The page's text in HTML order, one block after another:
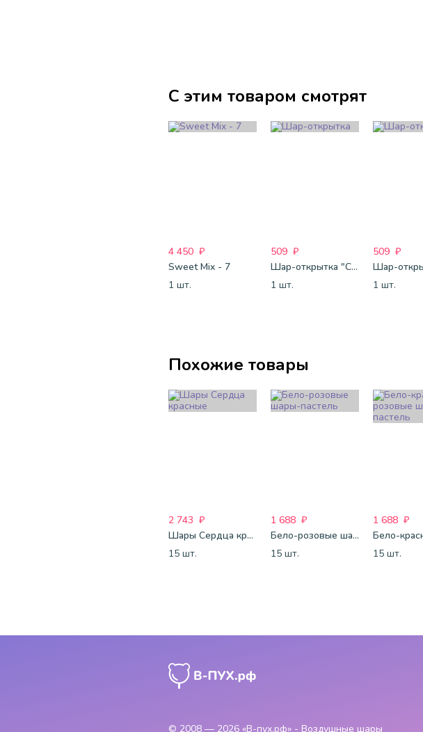
С этим товаром смотрят
4 450 ₽
Sweet Mix - 7
1 шт.
509 ₽
Шар-открытка "Сердце" (45 см) - 2
1 шт.
509 ₽
1 шт.
Похожие товары
2 743 ₽
Шары Сердца красные
15 шт.
1 688 ₽
Бело-розовые шары-пастель
15 шт.
1 688 ₽
15 шт.
© 2008 — 2026 «В-пух.рф» - Воздушные шары